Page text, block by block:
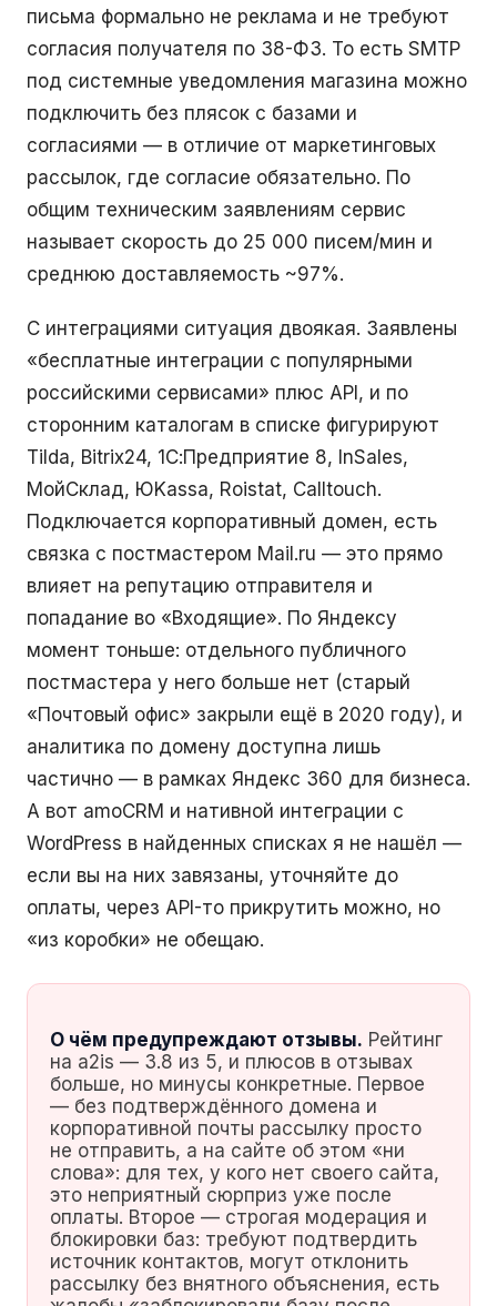
письма формально не реклама и не требуют
согласия получателя по 38-ФЗ. То есть SMTP
под системные уведомления магазина можно
подключить без плясок с базами и
согласиями — в отличие от маркетинговых
рассылок, где согласие обязательно. По
общим техническим заявлениям сервис
называет скорость до 25 000 писем/мин и
среднюю доставляемость ~97%.
С интеграциями ситуация двоякая. Заявлены
«бесплатные интеграции с популярными
российскими сервисами» плюс API, и по
сторонним каталогам в списке фигурируют
Tilda, Bitrix24, 1С:Предприятие 8, InSales,
МойСклад, ЮKassa, Roistat, Calltouch.
Подключается корпоративный домен, есть
связка с постмастером Mail.ru — это прямо
влияет на репутацию отправителя и
попадание во «Входящие». По Яндексу
момент тоньше: отдельного публичного
постмастера у него больше нет (старый
«Почтовый офис» закрыли ещё в 2020 году), и
аналитика по домену доступна лишь
частично — в рамках Яндекс 360 для бизнеса.
А вот amoCRM и нативной интеграции с
WordPress в найденных списках я не нашёл —
если вы на них завязаны, уточняйте до
оплаты, через API-то прикрутить можно, но
«из коробки» не обещаю.
О чём предупреждают отзывы. Рейтинг
на a2is — 3.8 из 5, и плюсов в отзывах
больше, но минусы конкретные. Первое
— без подтверждённого домена и
корпоративной почты рассылку просто
не отправить, а на сайте об этом «ни
слова»: для тех, у кого нет своего сайта,
это неприятный сюрприз уже после
оплаты. Второе — строгая модерация и
блокировки баз: требуют подтвердить
источник контактов, могут отклонить
рассылку без внятного объяснения, есть